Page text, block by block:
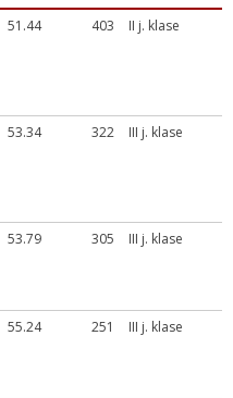
51.44 403 II j. klase
53.34 322 III j. klase
53.79 305 III j. klase
55.24 251 III j. klase